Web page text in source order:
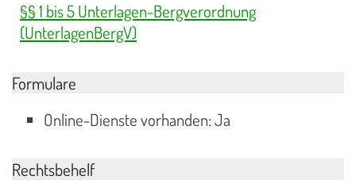
§§ 1 bis 5 Unterlagen-Bergverordnung
(UnterlagenBergV)
Formulare
Online-Dienste vorhanden: Ja
Rechtsbehelf